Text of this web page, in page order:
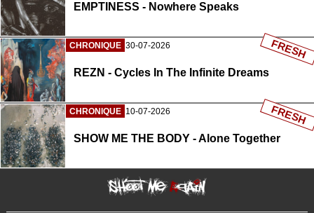
EMPTINESS - Nowhere Speaks
CHRONIQUE 30-07-2026
REZN - Cycles In The Infinite Dreams
FRESH
CHRONIQUE 10-07-2026
SHOW ME THE BODY - Alone Together
FRESH